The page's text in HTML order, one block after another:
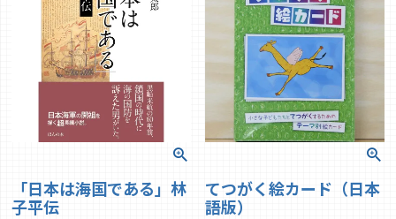
「日本は海国である」林
子平伝
てつがく絵カード（日本
語版）